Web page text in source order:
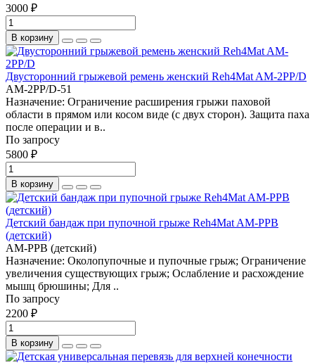
3000 ₽
В корзину
Двусторонний грыжевой ремень женский Reh4Mat AM-2PP/D
AM-2PP/D-51
Назначение: Ограничение расширения грыжи паховой
области в прямом или косом виде (с двух сторон). Защита паха
после операции и в..
По запросу
5800 ₽
В корзину
Детский бандаж при пупочной грыже Reh4Mat AM-PPB
(детский)
AM-PPB (детский)
Назначение: Околопупочные и пупочные грыж; Ограничение
увеличения существующих грыж; Ослабление и расхождение
мышц брюшины; Для ..
По запросу
2200 ₽
В корзину